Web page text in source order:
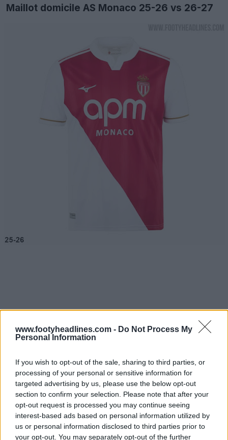
www.footyheadlines.com - Do Not Process My
Personal Information
If you wish to opt-out of the sale, sharing to third parties, or
processing of your personal or sensitive information for
targeted advertising by us, please use the below opt-out
section to confirm your selection. Please note that after your
opt-out request is processed you may continue seeing
interest-based ads based on personal information utilized by
us or personal information disclosed to third parties prior to
your opt-out. You may separately opt-out of the further
Maillot domicile AS Monaco 25-26 vs 26-27